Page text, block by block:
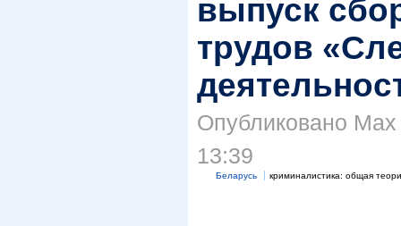
выпуск
трудов
Опубликовано
13:39
Беларусь криминалистика: общая